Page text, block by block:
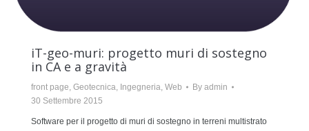
iT-geo-muri: progetto muri di sostegno
in CA e a gravità
front page, Geotecnica, Ingegneria, Web By admin
30 Settembre 2015
Software per il progetto di muri di sostegno in terreni multistrato